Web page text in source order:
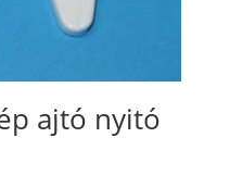
ajtó nyitó